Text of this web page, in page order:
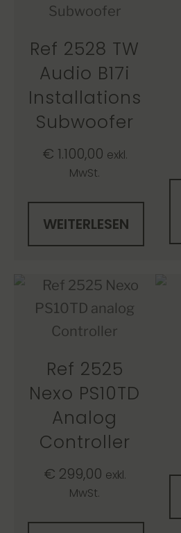
Ref 2528 TW
Audio B17i
Installations
Subwoofer
€ 1.100,00 exkl.
MwSt.
WEITERLESEN
Ref 2525
Nexo PS10TD
Analog
Controller
€ 299,00 exkl.
MwSt.